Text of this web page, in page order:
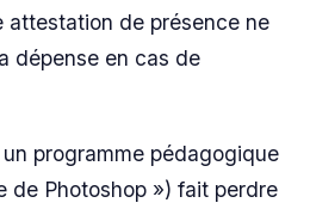
attestation de présence ne
dépense en cas de
programme pédagogique
de Photoshop ») fait perdre